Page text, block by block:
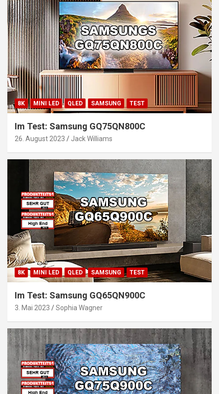
8K MINI LED QLED SAMSUNG TEST
Im Test: Samsung GQ75QN800C
26. August 2023 Jack Williams
8K MINI LED QLED SAMSUNG TEST
Im Test: Samsung GQ65QN900C
3. Mai 2023 Sophia Wagner